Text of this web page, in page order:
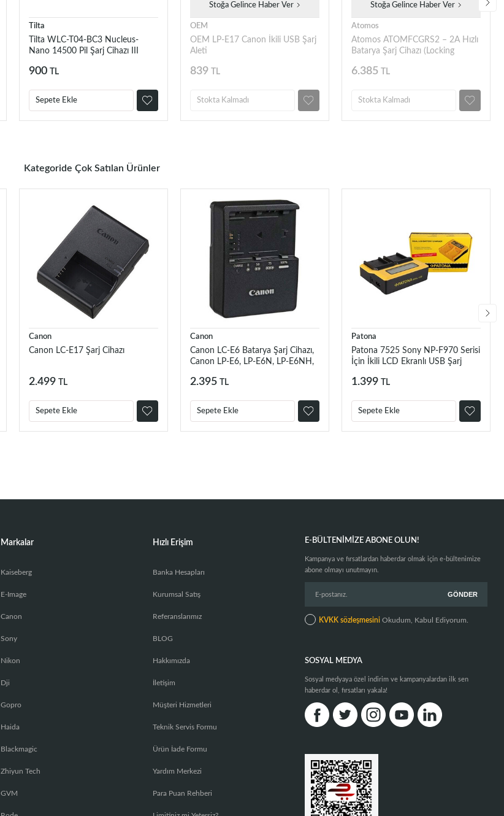
Tilta
Tilta WLC-T04-BC3 Nucleus-
Nano 14500 Pil Şarj Cihazı III
900 TL
Sepete Ekle
Stoğa Gelince Haber Ver
OEM
OEM LP-E17 Canon İkili USB Şarj
Aleti
839 TL
Stokta Kalmadı
Stoğa Gelince Haber Ver
Atomos
Atomos ATOMFCGRS2 – 2A Hızlı
Batarya Şarj Cihazı (Locking
6.385 TL
Stokta Kalmadı
Kategoride Çok Satılan Ürünler
Canon
Canon LC-E17 Şarj Cihazı
2.499 TL
Sepete Ekle
Canon
Canon LC-E6 Batarya Şarj Cihazı,
Canon LP-E6, LP-E6N, LP-E6NH,
2.395 TL
Sepete Ekle
Patona
Patona 7525 Sony NP-F970 Serisi
İçin İkili LCD Ekranlı USB Şarj
1.399 TL
Sepete Ekle
Markalar
Kaiseberg
E-Image
Canon
Sony
Nikon
Dji
Gopro
Haida
Blackmagic
Zhiyun Tech
GVM
Hızlı Erişim
Banka Hesapları
Kurumsal Satış
Referanslarımız
BLOG
Hakkımızda
İletişim
Müşteri Hizmetleri
Teknik Servis Formu
Ürün İade Formu
Yardım Merkezi
Para Puan Rehberi
E-BÜLTENIMIZE ABONE OLUN!
Kampanya ve fırsatlardan haberdar olmak için e-bültenimize
abone olmayı unutmayın.
KVKK sözleşmesini Okudum, Kabul Ediyorum.
SOSYAL MEDYA
Sosyal medyaya özel indirim ve kampanyalardan ilk sen
haberdar ol, fırsatları yakala!